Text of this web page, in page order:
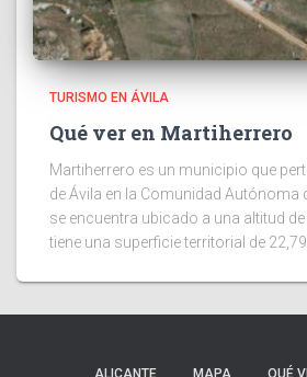
TURISMO EN ÁVILA
Qué ver en Martiherrero
Martiherrero es un municipio que
de Ávila en la Comunidad Autónoma
se encuentra ubicado a una altitud de
tiene una superficie territorial de 22,79
ALICANTE MAPA QUÉ